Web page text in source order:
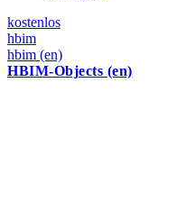
kostenlos
hbim
hbim (en)
HBIM-Objects (en)